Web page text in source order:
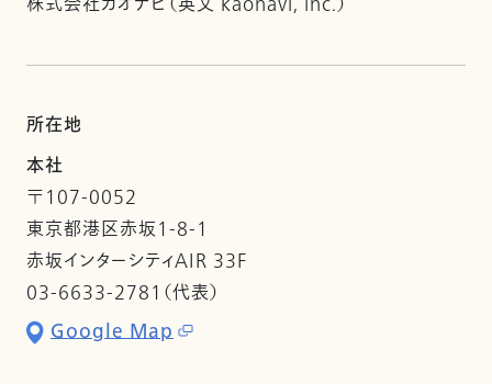
所在地
本社
〒107-0052
東京都港区赤坂1-8-1
赤坂インターシティAIR 33F
03-6633-2781（代表）
Google Map